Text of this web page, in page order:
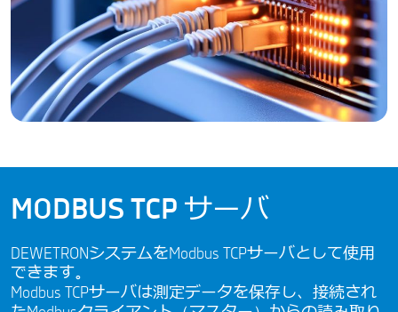
MODBUS TCP サーバ
DEWETRONシステムをModbus TCPサーバとして使用
できます。
Modbus TCPサーバは測定データを保存し、接続され